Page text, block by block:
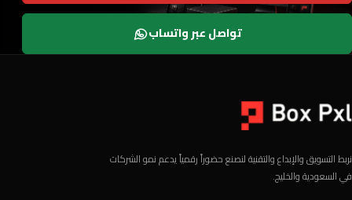
تواصل عبر واتساب
نربط التسويق والإبداع والتقنية لنصنع حضوراً رقمياً يدعم نمو الشركات
في السعودية والخليج.